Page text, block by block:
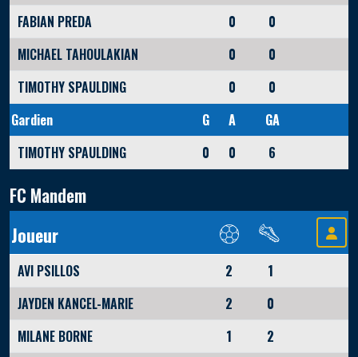
FABIAN PREDA
0
0
MICHAEL TAHOULAKIAN
0
0
TIMOTHY SPAULDING
0
0
Gardien
G A
GA
TIMOTHY SPAULDING
0 0 6
FC Mandem
Joueur
AVI PSILLOS 2
1
JAYDEN KANCEL-MARIE
2
0
MILANE BORNE
1
2